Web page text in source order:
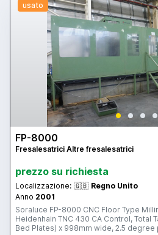
usato
FP-8000
Fresalesatrici Altre fresalesatrici
prezzo su richiesta
Localizzazione: 🇬🇧 Regno Unito
Anno 2001
Soraluce FP-8000 CNC Floor Type
Heidenhain TNC 430 CA Control, Total
Bed Plates) x 998mm wide, 2.5